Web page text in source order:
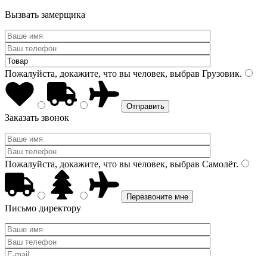
Вызвать замерщика
Пожалуйста, докажите, что вы человек, выбрав Грузовик.
Заказать звонок
Пожалуйста, докажите, что вы человек, выбрав Самолёт.
Письмо директору